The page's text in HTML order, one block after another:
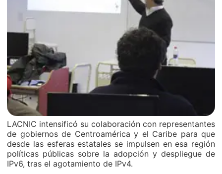
LACNIC intensificó su colaboración con representantes
de gobiernos de Centroamérica y el Caribe para que
desde las esferas estatales se impulsen en esa región
políticas públicas sobre la adopción y despliegue de
IPv6, tras el agotamiento de IPv4.